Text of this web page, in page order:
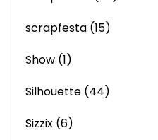
scrapfesta (15)
Show (1)
Silhouette (44)
Sizzix (6)